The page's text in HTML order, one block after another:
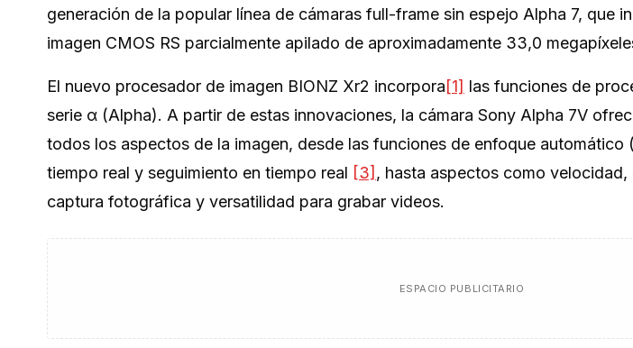
generación de la popular línea de cámaras full-frame sin espejo Alpha 7, que
imagen CMOS RS parcialmente apilado de aproximadamente 33,0
El nuevo procesador de imagen BIONZ Xr2 incorpora[1] las funciones de
serie α (Alpha). A partir de estas innovaciones, la cámara Sony Alpha 7V
todos los aspectos de la imagen, desde las funciones de enfoque automático
tiempo real y seguimiento en tiempo real [3] , hasta aspectos como
captura fotográfica y versatilidad para grabar videos.
ESPACIO PUBLICITARIO